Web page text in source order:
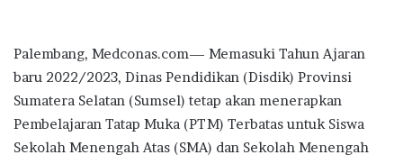
Palembang, Medconas.com— Memasuki Tahun Ajaran
baru 2022/2023, Dinas Pendidikan (Disdik) Provinsi
Sumatera Selatan (Sumsel) tetap akan menerapkan
Pembelajaran Tatap Muka (PTM) Terbatas untuk Siswa
Sekolah Menengah Atas (SMA) dan Sekolah Menengah